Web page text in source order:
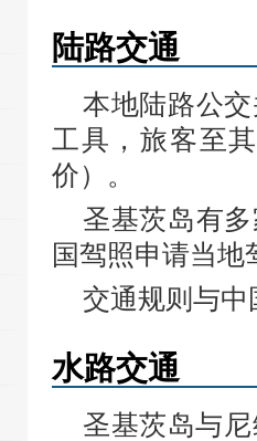
陆路交通
本地陆路公
工具，旅客至
价）。
圣基茨岛有
国驾照申请当地
交通规则与
水路交通
圣基茨岛与